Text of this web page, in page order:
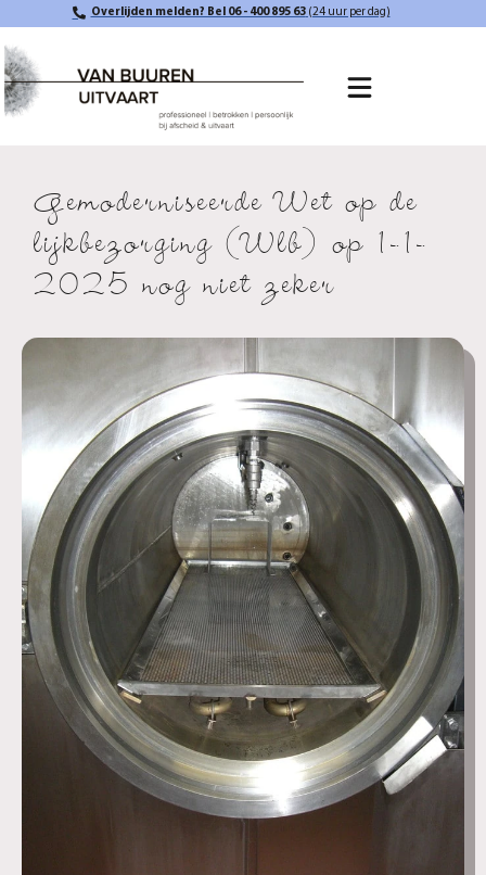
Overlijden melden? Bel 06 - 400 895 63(24 uur per dag)
Gemoderniseerde Wet op de
lijkbezorging (Wlb) op 1-1-
2025 nog niet zeker